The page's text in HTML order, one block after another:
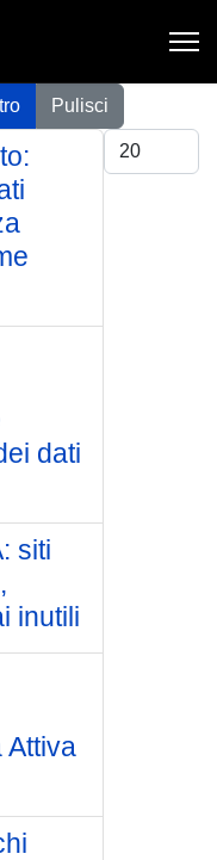
Pulisci
Visualizza #
dati
siti
inutili
Attiva